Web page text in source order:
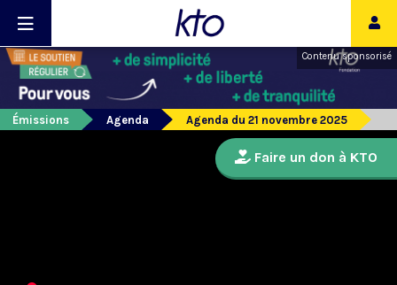
Contenu sponsorisé
Émissions Agenda Agenda du 21 novembre 2025
Faire un don à KTO